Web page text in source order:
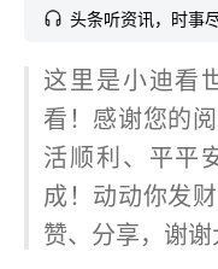
头条听资讯，时事
这里是小迪看
看！感谢您的
活顺利、平平
成！动动你发
赞、分享，谢谢